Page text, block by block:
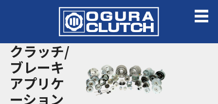
クラッチ/
ブレーキ
アプリケ
ーション